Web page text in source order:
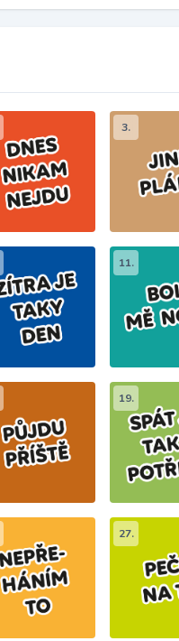
3.
11.
19.
27.